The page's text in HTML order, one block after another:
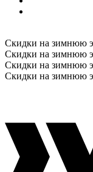
Скидки на зимнюю
Скидки на зимнюю
Скидки на зимнюю
Скидки на зимнюю